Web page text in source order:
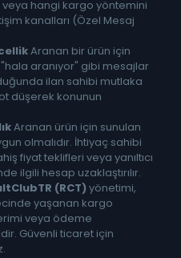
hangi kargo yöntemini
kanalları (Özel Mesaj
Aranan bir ürün için
aranıyor" gibi mesajlar
ilan sahibi mutlaka
düşerek konunun
Aranan ürün için sunulan
olmalıdır. İhtiyaç sahibi
fiyat teklifleri veya yanıltıcı
ilgili hesap uzaklaştırılır.
(RCT) yönetimi,
yaşanan kargo
veya ödeme
Güvenli ticaret için